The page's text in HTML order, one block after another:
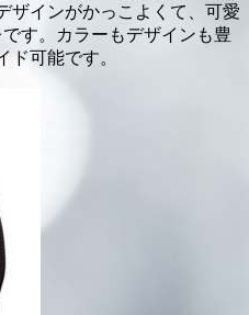
ザインがかっこよくて、可愛
す。カラーもデザインも豊
ド可能です。